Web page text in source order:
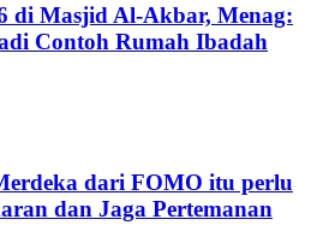
di Masjid Al-Akbar, Menag:
Contoh Rumah Ibadah
dari FOMO itu perlu
dan Jaga Pertemanan